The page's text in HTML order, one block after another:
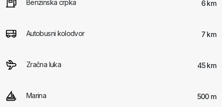
Benzinska crpka 6 km
Autobusni kolodvor 7 km
Zračna luka 45 km
Marina 500 m